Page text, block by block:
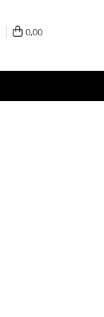
0,00